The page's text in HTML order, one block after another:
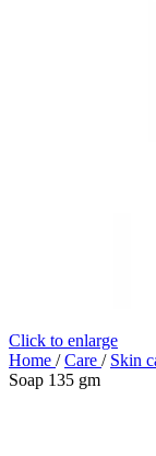
Click to enlarge
Home / Care / Skin
Soap 135 gm